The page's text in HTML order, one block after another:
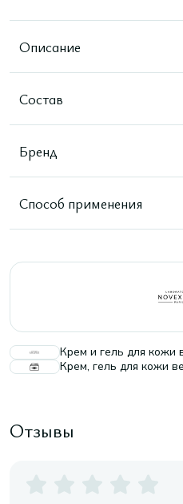
Описание
Состав
Бренд
Способ применения
Крем и гель для кожи
Крем, гель для кожи
Отзывы